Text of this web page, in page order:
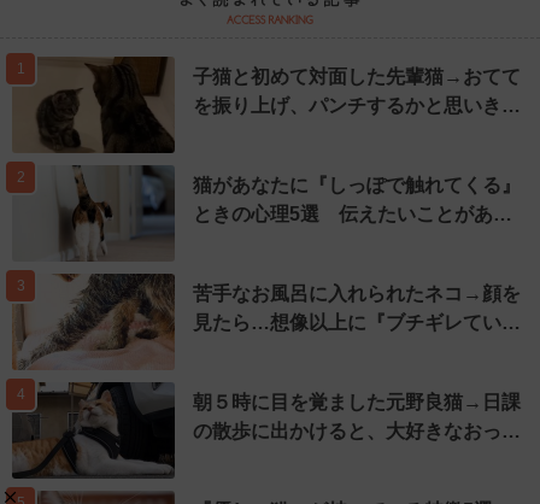
1
子猫と初めて対面した先輩猫→おてて
を振り上げ、パンチするかと思いき…
2
猫があなたに『しっぽで触れてくる』
ときの心理5選 伝えたいことがあ…
3
苦手なお風呂に入れられたネコ→顔を
見たら…想像以上に『ブチギレてい…
4
朝５時に目を覚ました元野良猫→日課
の散歩に出かけると、大好きなおっ…